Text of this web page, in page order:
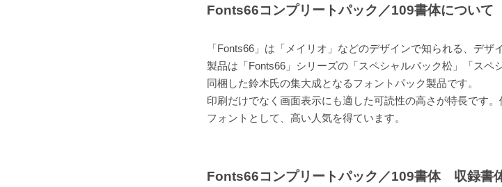
Fonts66コンプリートパック／109書体について
「Fonts66」は「メイリオ」などのデザインで知られる、デ
製品は「Fonts66」シリーズの「スペシャルパック松」「スペ
同梱した鈴木氏の集大成となるフォントパック製品です。
印刷だけでなく画面表示にも適した可読性の高さが特長です
フォントとして、高い人気を得ています。
Fonts66コンプリートパック／109書体 収録書